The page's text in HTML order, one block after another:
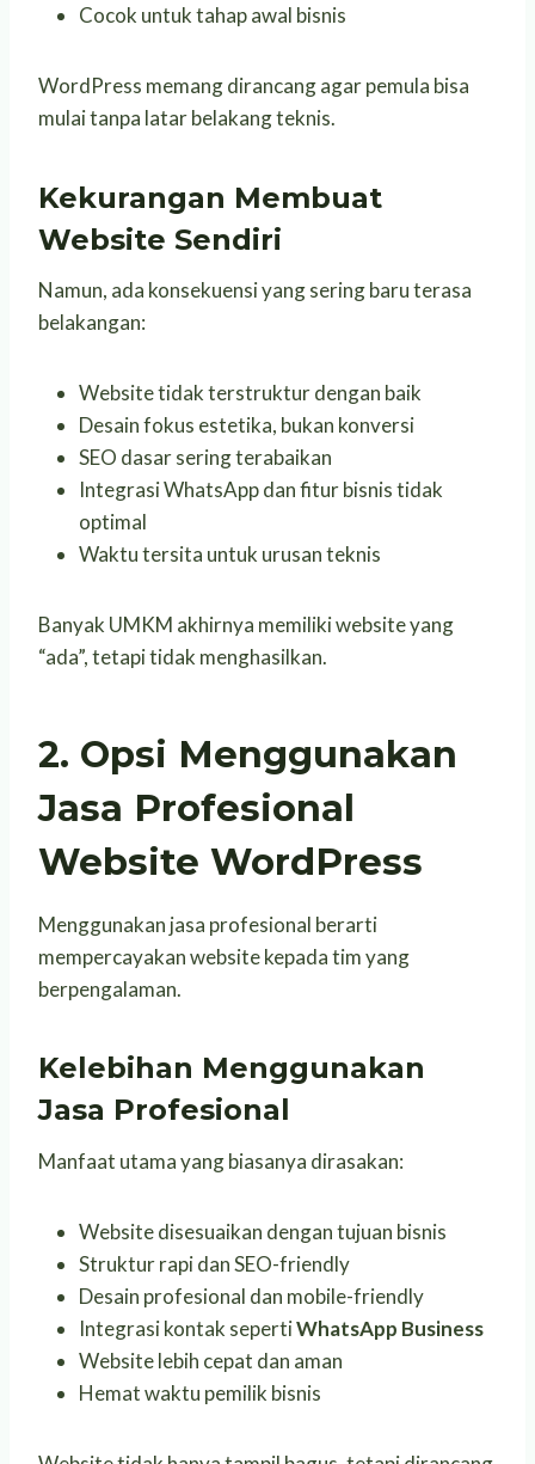
Cocok untuk tahap awal bisnis
WordPress memang dirancang agar pemula bisa
mulai tanpa latar belakang teknis.
Kekurangan Membuat
Website Sendiri
Namun, ada konsekuensi yang sering baru terasa
belakangan:
Website tidak terstruktur dengan baik
Desain fokus estetika, bukan konversi
SEO dasar sering terabaikan
Integrasi WhatsApp dan fitur bisnis tidak
optimal
Waktu tersita untuk urusan teknis
Banyak UMKM akhirnya memiliki website yang
“ada”, tetapi tidak menghasilkan.
2. Opsi Menggunakan
Jasa Profesional
Website WordPress
Menggunakan jasa profesional berarti
mempercayakan website kepada tim yang
berpengalaman.
Kelebihan Menggunakan
Jasa Profesional
Manfaat utama yang biasanya dirasakan:
Website disesuaikan dengan tujuan bisnis
Struktur rapi dan SEO-friendly
Desain profesional dan mobile-friendly
Integrasi kontak sepertiWhatsApp Business
Website lebih cepat dan aman
Hemat waktu pemilik bisnis